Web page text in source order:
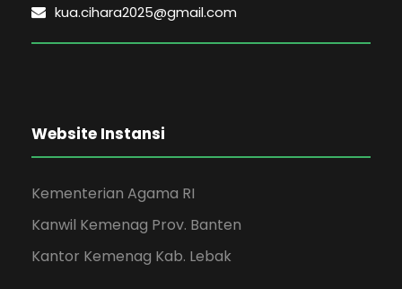
kua.cihara2025@gmail.com
Website Instansi
Kementerian Agama RI
Kanwil Kemenag Prov. Banten
Kantor Kemenag Kab. Lebak